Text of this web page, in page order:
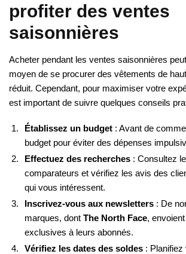
profiter des ventes
saisonnières
Acheter pendant les ventes saisonnières
moyen de se procurer des vêtements de
réduit. Cependant, pour maximiser votre
est important de suivre quelques conseils
Établissez un budget : Avant de
budget pour éviter des dépenses
Effectuez des recherches : Consultez
comparateurs et vérifiez les avis des
qui vous intéressent.
Inscrivez-vous aux newsletters : De
marques, dont The North Face,
exclusives à leurs abonnés.
Vérifiez les dates des soldes :